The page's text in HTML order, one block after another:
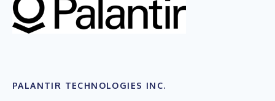
PALANTIR TECHNOLOGIES INC.